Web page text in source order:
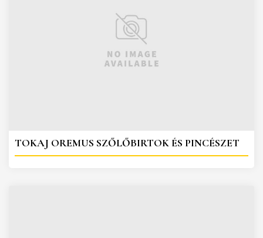
TOKAJ OREMUS SZŐLŐBIRTOK ÉS PINCÉSZET